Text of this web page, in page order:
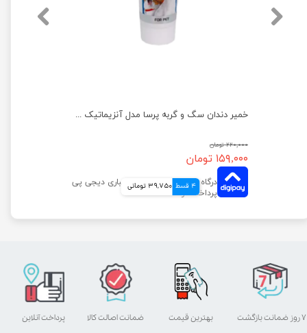
خمیر دندان سگ و گربه پرسا مدل آنزیماتیک وزن 110 گرم
۲۲۰,۰۰۰ تومان
۱۵۹,۰۰۰ تومان
4 قسط 39,750 تومانی
بهترین قیمت پرداخت آنلاین ۷ روز ضمانت بازگشت ضمانت اصالت کالا